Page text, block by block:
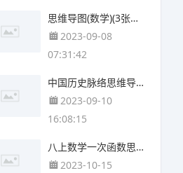
思维导图(数学)(3张值得收藏)
2023-09-08
07:31:42
中国历史脉络思维导图(5张可打印)
2023-09-10
16:08:15
八上数学一次函数思维导图(3张可下载)
2023-10-15